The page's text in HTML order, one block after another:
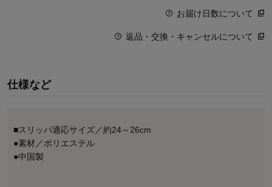
お届け日数について
返品・交換・キャンセルについて
仕様など
■スリッパ適応サイズ／約24～26cm
●素材／ポリエステル
●中国製